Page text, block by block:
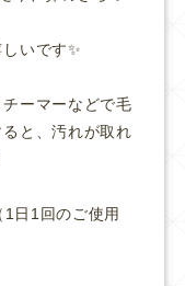
いです✨
ーマーなどで毛
と、汚れが取れ
日1回のご使用